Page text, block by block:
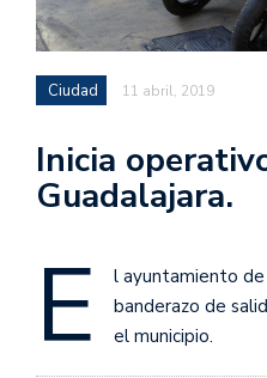
Ciudad 11 abril, 2019
Inicia
Guadalajara.
E
l ayuntamiento
banderazo de
el municipio.